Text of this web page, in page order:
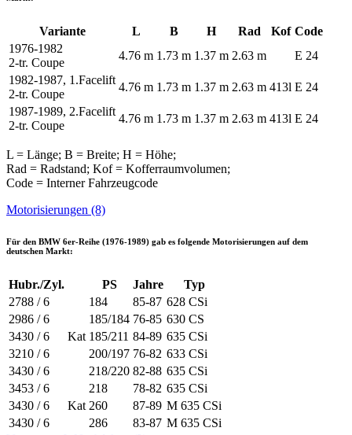
Variante L B H Rad Kof Code
1976-1982
2-tr. Coupe
4.76 m 1.73 m 1.37 m 2.63 m
E 24
1982-1987, 1.Facelift
2-tr. Coupe
4.76 m 1.73 m 1.37 m 2.63 m 413l E 24
1987-1989, 2.Facelift
2-tr. Coupe
4.76 m 1.73 m 1.37 m 2.63 m 413l E 24
L = Länge; B = Breite; H = Höhe;
Rad = Radstand; Kof = Kofferraumvolumen;
Code = Interner Fahrzeugcode
Motorisierungen (8)
Für den BMW 6er-Reihe (1976-1989) gab es folgende Motorisierungen auf dem
deutschen Markt:
Hubr./Zyl. PS Jahre
Typ
2788 / 6
184 85-87 628 CSi
2986 / 6
185/184 76-85 630 CS
3430 / 6
Kat 185/211 84-89 635 CSi
3210 / 6
200/197 76-82 633 CSi
3430 / 6
218/220 82-88 635 CSi
3453 / 6
218 78-82 635 CSi
3430 / 6
Kat 260 87-89 M 635 CSi
3430 / 6
286 83-87 M 635 CSi